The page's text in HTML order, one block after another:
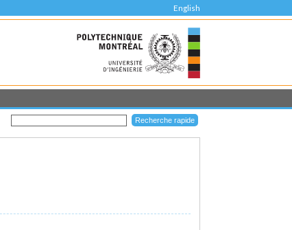
English